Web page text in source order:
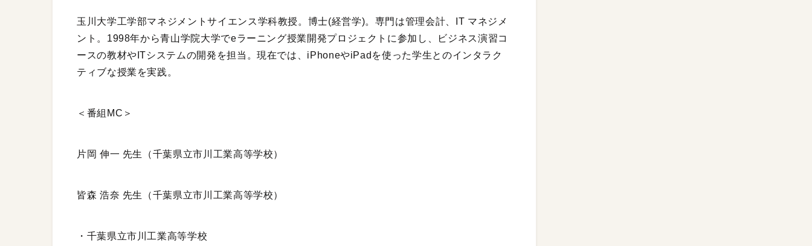
玉川大学工学部マネジメントサイエンス学科教授。博士(経営学)。専門は管理会計、IT マネジメ
ント。1998年から青山学院大学でeラーニング授業開発プロジェクトに参加し、ビジネス演習コ
ースの教材やITシステムの開発を担当。現在では、iPhoneやiPadを使った学生とのインタラク
ティブな授業を実践。
＜番組MC＞
片岡 伸一 先生（千葉県立市川工業高等学校）
皆森 浩奈 先生（千葉県立市川工業高等学校）
・千葉県立市川工業高等学校